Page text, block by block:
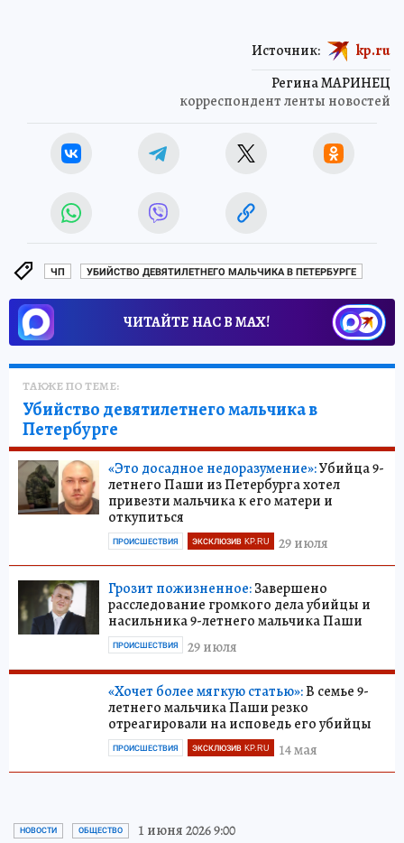
Регина МАРИНЕЦ
корреспондент ленты новостей
Источник: kp.ru
ЧП УБИЙСТВО ДЕВЯТИЛЕТНЕГО МАЛЬЧИКА В ПЕТЕРБУРГЕ
ЧИТАЙТЕ НАС В МАХ!
ТАКЖЕ ПО ТЕМЕ:
Убийство девятилетнего мальчика в
Петербурге
«Это досадное недоразумение»:Убийца 9-
летнего Паши из Петербурга хотел
привезти мальчика к его матери и
откупиться
29 июля
ПРОИСШЕСТВИЯ ЭКСКЛЮЗИВ KP.RU
Грозит пожизненное:Завершено
расследование громкого дела убийцы и
насильника 9-летнего мальчика Паши
29 июля
ПРОИСШЕСТВИЯ
«Хочет более мягкую статью»:В семье 9-
летнего мальчика Паши резко
отреагировали на исповедь его убийцы
14 мая
ПРОИСШЕСТВИЯ ЭКСКЛЮЗИВ KP.RU
НОВОСТИ ОБЩЕСТВО 1 июня 2026 9:00